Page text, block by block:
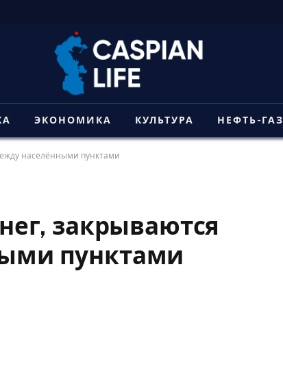
ЭКОНОМИКА КУЛЬТУРА НЕФТЬ-ГАЗ
населёнными пунктами
закрываются
пунктами